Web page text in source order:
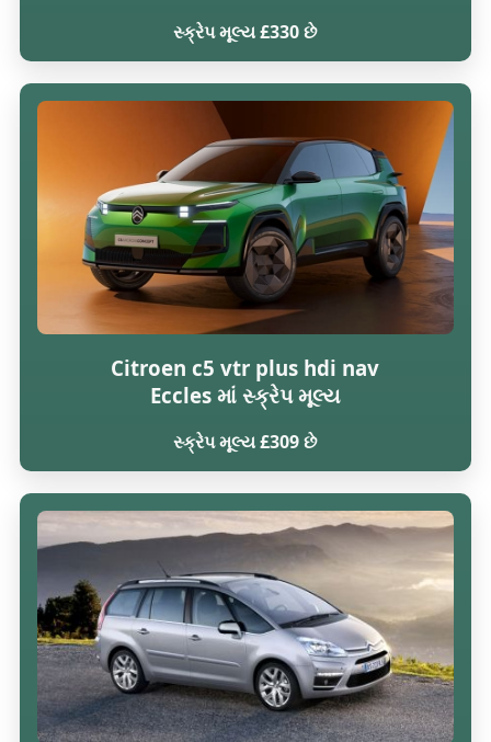
સ્ક્રેપ મૂલ્ય £330 છે
Citroen c5 vtr plus hdi nav
Eccles માં સ્ક્રેપ મૂલ્ય
સ્ક્રેપ મૂલ્ય £309 છે